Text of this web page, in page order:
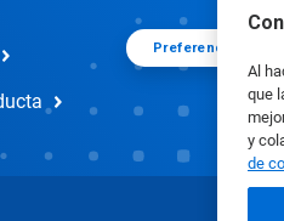
Al
que
y
de
Preferencias de